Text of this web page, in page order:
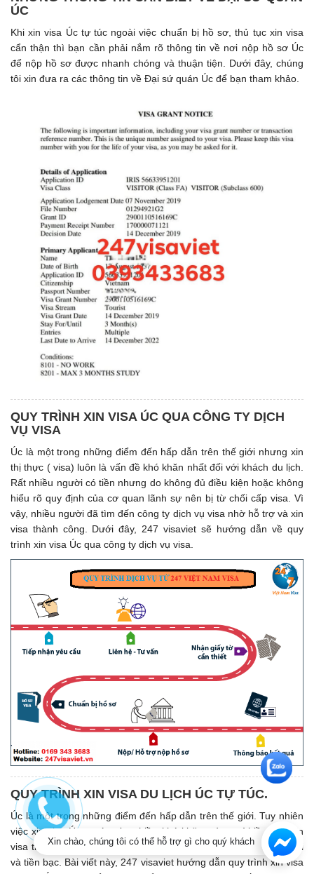
ÚC
Khi xin visa Úc tự túc ngoài việc chuẩn bị hồ sơ, thủ tục xin visa
cẩn thận thì bạn cần phải nắm rõ thông tin về nơi nộp hồ sơ Úc
để nộp hồ sơ được nhanh chóng và thuận tiện. Dưới đây, chúng
tôi xin đưa ra các thông tin về Đại sứ quán Úc để bạn tham khảo.
QUY TRÌNH XIN VISA ÚC QUA CÔNG TY DỊCH
VỤ VISA
Úc là một trong những điểm đến hấp dẫn trên thế giới nhưng xin
thị thực ( visa) luôn là vấn đề khó khăn nhất đối với khách du lịch.
Rất nhiều người có tiền nhưng do không đủ điều kiện hoặc không
hiểu rõ quy định của cơ quan lãnh sự nên bị từ chối cấp visa. Vì
vậy, nhiều người đã tìm đến công ty dịch vụ visa nhờ hỗ trợ và xin
visa thành công. Dưới đây, 247 visaviet sẽ hướng dẫn về quy
trình xin visa Úc qua công ty dịch vụ visa.
QUY TRÌNH XIN VISA DU LỊCH ÚC TỰ TÚC.
Úc là một trong những điểm đến hấp dẫn trên thế giới. Tuy nhiên
việc xin visa Úc tự túc còn nhiều khó khăn mà người lần đầu xin
visa thường dễ bỏ sót nhiều hồ sơ, làm mất nhiều thời gian đi lại
và tiền bạc. Bài viết này, 247 visaviet hướng dẫn quy trình xin visa
Xin chào, chúng tôi có thể hỗ trợ gì cho quý khách